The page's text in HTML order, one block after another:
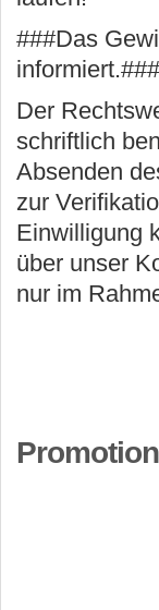
###Das
informiert.###
Der
schriftlich
Absenden
zur
Einwilligung
über unser
nur im
Promotion